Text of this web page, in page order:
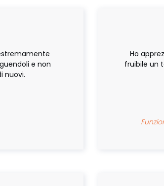
e non
nuovi.
Ho
fruibile un